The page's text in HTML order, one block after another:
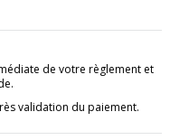
de votre règlement et
validation du paiement.